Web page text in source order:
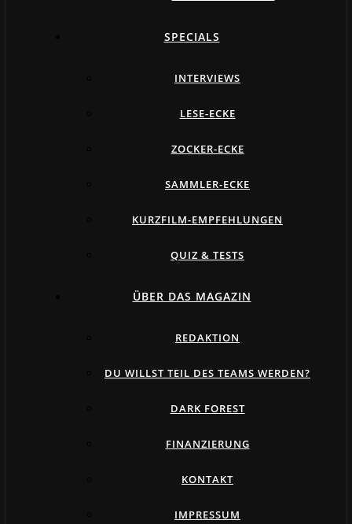
SPECIALS
INTERVIEWS
LESE-ECKE
ZOCKER-ECKE
SAMMLER-ECKE
KURZFILM-EMPFEHLUNGEN
QUIZ & TESTS
ÜBER DAS MAGAZIN
REDAKTION
DU WILLST TEIL DES TEAMS WERDEN?
DARK FOREST
FINANZIERUNG
KONTAKT
IMPRESSUM